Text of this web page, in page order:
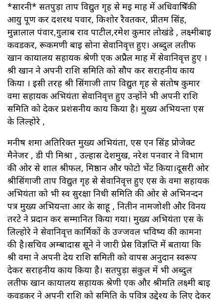
*सारनी* सतपुड़ा ताप विद्युत गृह से मई माह में अधिवाषिॅकी
आयु पूर्ण कर दशरथ पवार, किशोर रैवतकर, प्रीतम सिंह,
मुन्नालाल पंवार,गुलाब राव पाटील,रमेश कुमार लोखंडे , लक्ष्मीबाई
कवडकर, रूकमणी बाई सोना सेवानिवृत्त हुए। अब्दुल लतीफ
खान कार्यालय सहायक श्रेणी एक अप्रैल माह में सेवानिवृत्त हुए ।
श्री खान ने अपनी राशि समिति को सौप कर सराहनीय कार्य
किया । इसी तरह श्री सिंगाजी ताप विद्युत गृह से संतोष कुमार
वर्मा सहायक अभियंता सेवानिवृत्त हुए उन्होंने भी अपनी राशि
समिति को देकर प्रशंसनीय कार्य किया है। मुख्य अभियन्ता एस
के लिल्होरे ,
मनीष शर्मा अतिरिक्त मुख्य अभियंता, एस एन सिंह प्रोजेक्ट
मैनेजर , डी पी मिश्रा , उल्हास देशमुख, नरेश पनवार ने विभाग
की ओर से शाल श्रीफल, मिष्ठान और फोटो भेंट किया।दूसरी ओर
श्रीसिंगाजी ताप विद्युत गृह से सेवानिवृत्त हुए एस के वर्मा सहायक
अभियंता को भी स्व सुरक्षा निधी समिति की ओर से अभिनन्दन
पत्र मुख्य अभियन्ता आर के साहू , नितीन नामजोशी और विनय
तरटे ने प्रदान कर सम्मानित किया गया। मुख्य अभियंता एस के
लिल्होरे ने सेवानिवृत्त कार्मिकों के उज्जवल भविष्य की कामना
की है।सचिव अम्बादास सूने ने जारी प्रेस विज्ञप्ति में बताया कि
श्री वर्मा ने अपनी देय राशि समिती को वापस अनुदान स्वरूप
देकर सराहनीय कार्य किया है। सतपुड़ा संकुल में भी अब्दुल
लतीफ खान कार्यालय सहायक श्रेणी एक और श्रीमति लक्ष्मी बाई
कवडकर ने अपनी राशि को समिति के पवित्र उद्देश्य के लिए देकर